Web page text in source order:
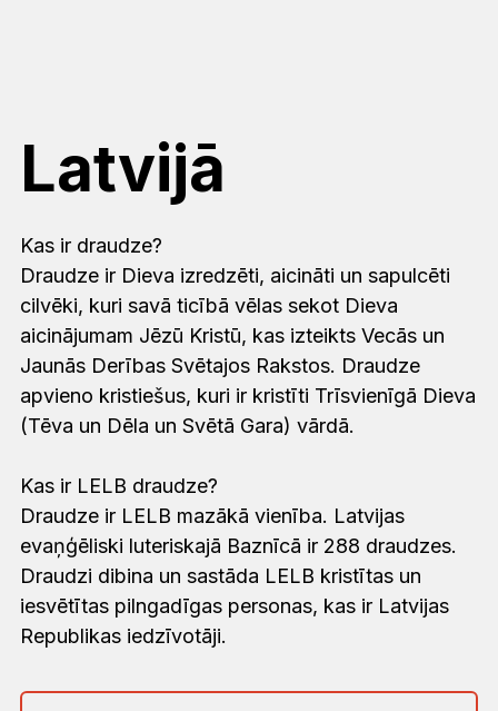
Latvijā
Kas ir draudze?
Draudze ir Dieva izredzēti, aicināti un sapulcēti
cilvēki, kuri savā ticībā vēlas sekot Dieva
aicinājumam Jēzū Kristū, kas izteikts Vecās un
Jaunās Derības Svētajos Rakstos. Draudze
apvieno kristiešus, kuri ir kristīti Trīsvienīgā Dieva
(Tēva un Dēla un Svētā Gara) vārdā.
Kas ir LELB draudze?
Draudze ir LELB mazākā vienība. Latvijas
evaņģēliski luteriskajā Baznīcā ir 288 draudzes.
Draudzi dibina un sastāda LELB kristītas un
iesvētītas pilngadīgas personas, kas ir Latvijas
Republikas iedzīvotāji.